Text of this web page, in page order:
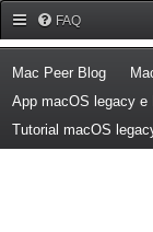
FAQ
Mac Peer Blog(Opens
App macOS legacy
Tutorial macOS